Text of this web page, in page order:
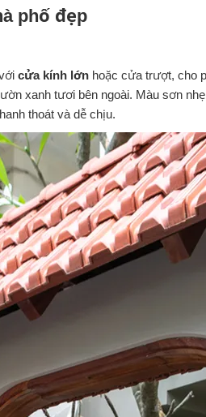
phố đẹp
cửa kính lớn hoặc cửa trượt, cho
xanh tươi bên ngoài. Màu sơn
thoát và dễ chịu.